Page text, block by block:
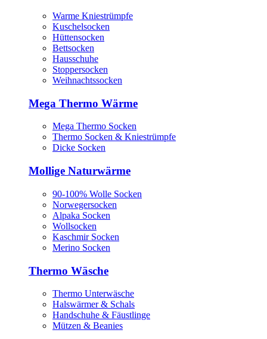
Warme Kniestrümpfe
Kuschelsocken
Hüttensocken
Bettsocken
Hausschuhe
Stoppersocken
Weihnachtssocken
Mega Thermo Wärme
Mega Thermo Socken
Thermo Socken & Kniestrümpfe
Dicke Socken
Mollige Naturwärme
90-100% Wolle Socken
Norwegersocken
Alpaka Socken
Wollsocken
Kaschmir Socken
Merino Socken
Thermo Wäsche
Thermo Unterwäsche
Halswärmer & Schals
Handschuhe & Fäustlinge
Mützen & Beanies